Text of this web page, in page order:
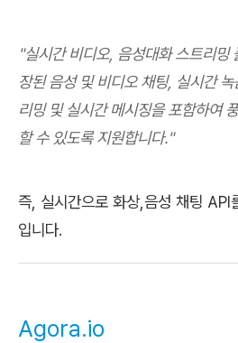
"실시간 비디오, 음성대화 스트리밍
장된 음성 및 비디오 채팅, 실시간
리밍 및 실시간 메시징을 포함하여
할 수 있도록 지원합니다."
즉, 실시간으로 화상,음성 채팅 API
입니다.
Agora.io